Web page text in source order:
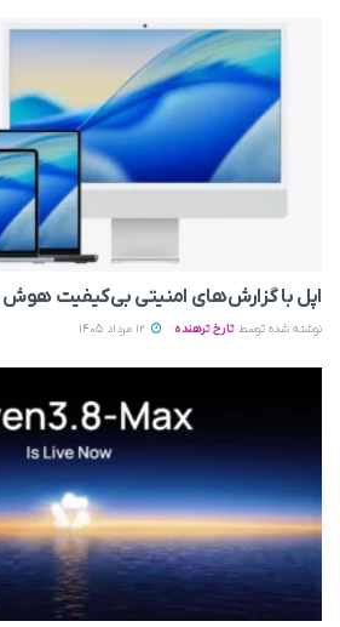
اپل با گزارش‌های امنیتی بی‌کیفیت
نوشته شده توسط تارخ ترهنده